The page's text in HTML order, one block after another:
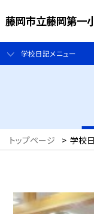
藤岡市立藤岡第一
学校日記メニュー
トップページ > 学校